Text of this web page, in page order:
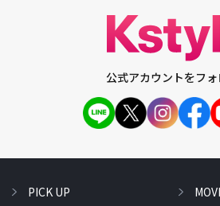
公式アカウントをフォ
PICK UP